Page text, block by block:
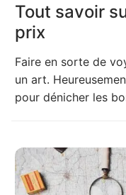
Tout savoir
prix
Faire en sorte de
un art.
pour dénicher les